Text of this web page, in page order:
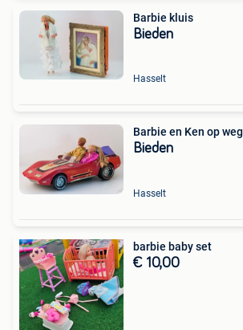
Barbie kluis
Bieden
Hasselt
Barbie en Ken op weg
Bieden
Hasselt
barbie baby set
€ 10,00